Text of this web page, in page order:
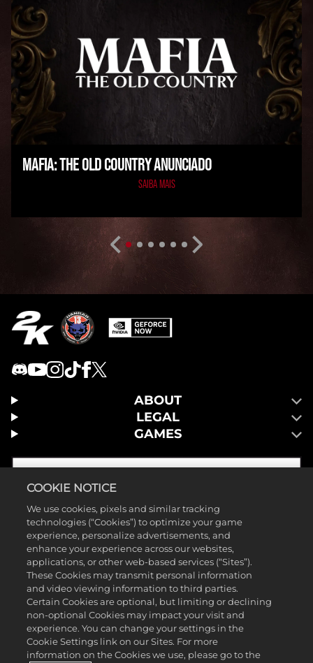
MAFIA: THE OLD COUNTRY ANUNCIADO
SAIBA MAIS
ABOUT
LEGAL
GAMES
©2026 Take-Two Interactive Software, Inc. Publicado por 2K Games.
Desenvolvido por Hangar 13. Mafia, Take-Two Interactive Software,
COOKIE NOTICE
We use cookies, pixels and similar tracking
technologies (“Cookies”) to optimize your game
experience, personalize advertisements, and
enhance your experience across our websites,
applications, or other web-based services (“Sites”).
These Cookies may transmit personal information
and video viewing information to third parties.
Certain Cookies are optional, but limiting or declining
non-optional Cookies may impact your visit and
experience. You can change your settings in the
Cookie Settings link on our Sites. For more
information on the Cookies we use, please go to the